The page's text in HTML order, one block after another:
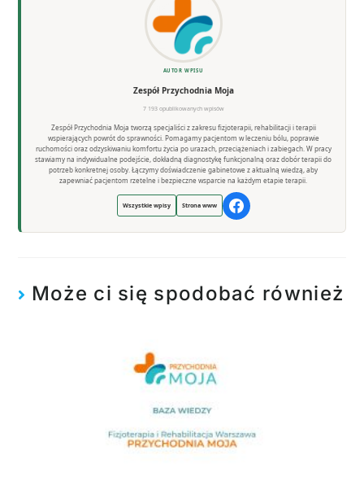
AUTOR WPISU
Zespół Przychodnia Moja
7 193 opublikowanych wpisów
Zespół Przychodnia Moja tworzą specjaliści z zakresu fizjoterapii, rehabilitacji i terapii
wspierających powrót do sprawności. Pomagamy pacjentom w leczeniu bólu, poprawie
ruchomości oraz odzyskiwaniu komfortu życia po urazach, przeciążeniach i zabiegach. W pracy
stawiamy na indywidualne podejście, dokładną diagnostykę funkcjonalną oraz dobór terapii do
potrzeb konkretnej osoby. Łączymy doświadczenie gabinetowe z aktualną wiedzą, aby
zapewniać pacjentom rzetelne i bezpieczne wsparcie na każdym etapie terapii.
Wszystkie wpisy Strona www
Może ci się spodobać również